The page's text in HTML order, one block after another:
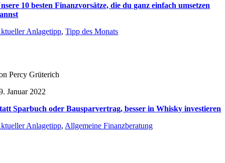
10 besten Finanzvorsätze, die du ganz einfach umsetzen
Anlagetipp,Tipp des Monats
Percy Grüterich
Januar 2022
Sparbuch oder Bausparvertrag, besser in Whisky investieren
Anlagetipp, Allgemeine Finanzberatung